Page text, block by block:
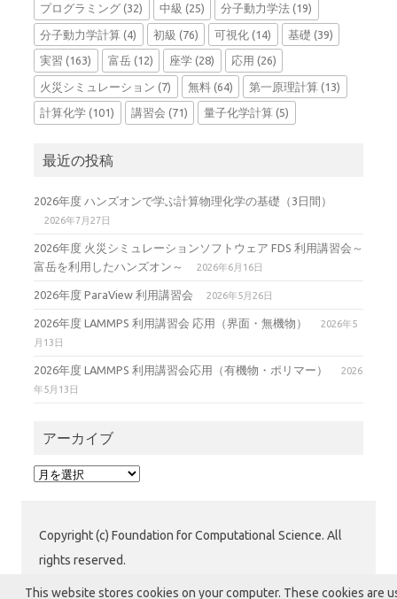
プログラミング (32) 中級 (25) 分子動力学法 (19)
分子動力学計算 (4) 初級 (76) 可視化 (14) 基礎 (39)
実習 (163) 富岳(12) 座学 (28) 応用 (26)
火災シミュレーション (7) 無料(64) 第一原理計算 (13)
計算化学 (101) 講習会 (71) 量子化学計算 (5)
最近の投稿
2026年度 ハンズオンで学ぶ計算物理化学の基礎（3日間）
2026年7月27日
2026年度 火災シミュレーションソフトウェア FDS 利用講習会～
富岳を利用したハンズオン～
2026年6月16日
2026年度 ParaView 利用講習会 2026年5月26日
2026年度 LAMMPS 利用講習会 応用（界面・無機物）
2026年5
月13日
2026年度 LAMMPS 利用講習会応用（有機物・ポリマー）
2026
年5月13日
アーカイブ
ア
ブ
Copyright (c) Foundation for Computational Science. All
rights reserved.
公益財団法人 計算科学振興財団 (FOCUS) 運用グループ
This website stores cookies on your computer. These cookies are